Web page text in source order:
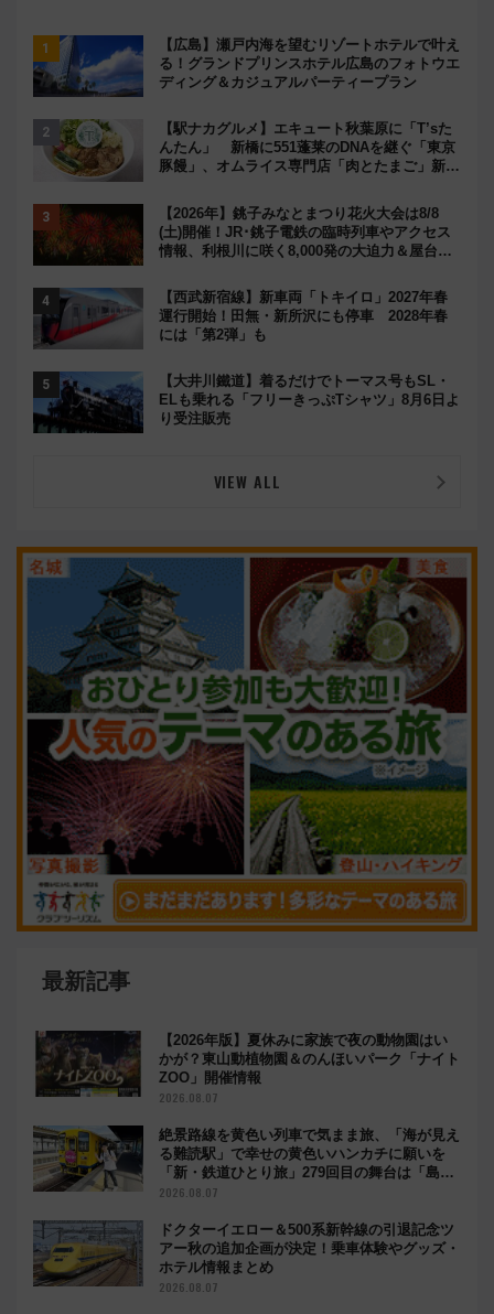
【広島】瀬戸内海を望むリゾートホテルで叶え
る！グランドプリンスホテル広島のフォトウエ
ディング＆カジュアルパーティープラン
【駅ナカグルメ】エキュート秋葉原に「T’sた
んたん」 新橋に551蓬莱のDNAを継ぐ「東京
豚饅」、オムライス専門店「肉とたまご」新グ
【2026年】銚子みなとまつり花火大会は8/8
(土)開催！JR･銚子電鉄の臨時列車やアクセス
情報、利根川に咲く8,000発の大迫力＆屋台を
【西武新宿線】新車両「トキイロ」2027年春
運行開始！田無・新所沢にも停車 2028年春
には「第2弾」も
【大井川鐵道】着るだけでトーマス号もSL・
ELも乗れる「フリーきっぷTシャツ」8月6日よ
り受注販売
VIEW ALL
最新記事
【2026年版】夏休みに家族で夜の動物園はい
かが？東山動植物園＆のんほいパーク「ナイト
ZOO」開催情報
2026.08.07
絶景路線を黄色い列車で気まま旅、「海が見え
る難読駅」で幸せの黄色いハンカチに願いを
「新・鉄道ひとり旅」279回目の舞台は「島原
鉄道」
2026.08.07
ドクターイエロー＆500系新幹線の引退記念ツ
アー秋の追加企画が決定！乗車体験やグッズ・
ホテル情報まとめ
2026.08.07